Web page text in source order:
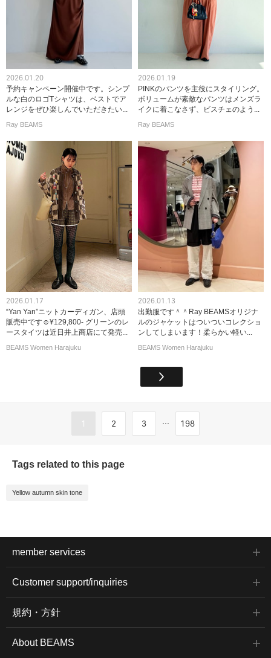
2026.01.20
予約キャンペーン開催中です。シンプ
ルな白のロゴTシャツは、ベストでア
レンジをぜひ楽しんでいただきたい...
Ray BEAMS
2026.01.19
PINKのパンツを主役にスタイリング。
ボリュームが素敵なパンツはメンズラ
イクに着こなさず、ビスチェのよう...
Ray BEAMS
2026.01.17
“Yan Yan”ニットカーディガン、店頭
販売中です☺︎¥129,800- グリーンのレ
ースタイツは近日井上商店にて発売...
BEAMS Women Harajuku
2026.01.13
出勤服です＾＾Ray BEAMSオリジナ
ルのジャケットはついついコレクショ
ンしてしまいます！柔らかい軽い...
BEAMS Women Harajuku
1 2 3 ... 198
Tags related to this page
Yellow autumn skin tone
member services
Customer support/inquiries
規約・方針
About BEAMS